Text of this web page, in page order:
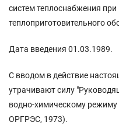
систем теплоснабжения
теплоприготовительного
Дата введения 01.03.1989.
С вводом в действие
утрачивают силу
водно-химическому
ОРГРЭС, 1973).